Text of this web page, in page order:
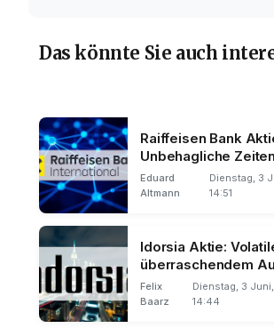
Das könnte Sie auch
Raiffeisen Bank
Unbehagliche
Eduard
Altmann
Dienstag, 3
14:51
Idorsia Aktie:
überraschendem
Felix
Baarz
Dienstag, 3
14:44